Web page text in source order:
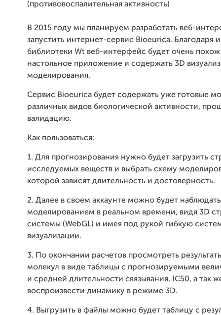
(противовоспалительная активность)
В 2015 году мы планируем разработать веб-
запустить интернет-сервис Bioeurica. Благодаря
библиотеки Wt веб-интерфейс будет очень похож
настольное приложение и содержать 3D
моделирования.
Сервис Bioeurica будет содержать уже готовые
различных видов биологической активности,
валидацию.
Как пользоваться:
1. Для прогнозирования нужно будет загрузить
исследуемых веществ и выбрать схему
которой зависят длительность и достоверность.
2. Далее в своем аккаунте можно будет наблюдать
моделированием в реальном времени, видя 3D
системы (WebGL) и имея под рукой гибкую
визуализации.
3. По окончании расчетов просмотреть
молекул в виде таблицы с прогнозируемыми
и средней длительности связывания, IC50, а так
воспроизвести динамику в режиме 3D.
4. Выгрузить в файлы можно будет таблицу с